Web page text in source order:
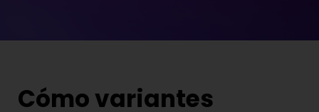
Cómo variantes